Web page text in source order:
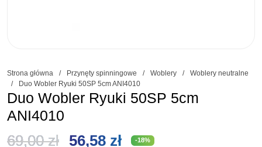
Strona główna / Przynęty spinningowe / Woblery /
Woblery neutralne
/
Duo Wobler Ryuki 50SP 5cm ANI4010
Duo Wobler Ryuki 50SP 5cm
ANI4010
69,00zł Pierwotna
56,58 złAktualna
-18%